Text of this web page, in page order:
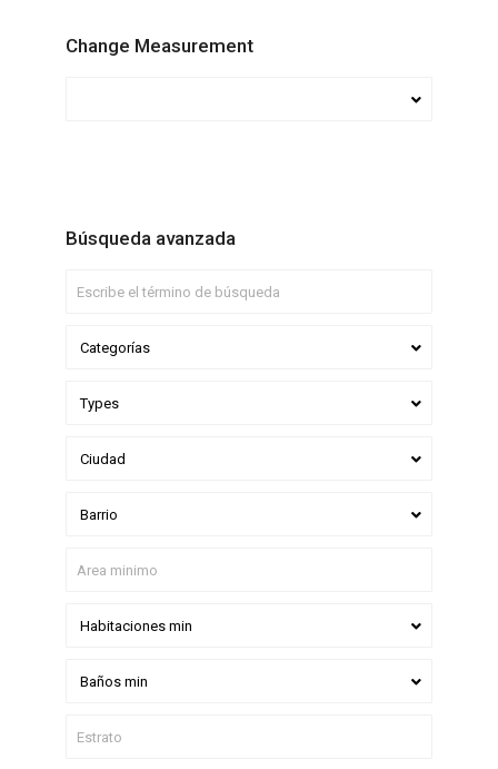
Change Measurement
Búsqueda avanzada
Categorías
Types
Ciudad
Barrio
Habitaciones min
Baños min